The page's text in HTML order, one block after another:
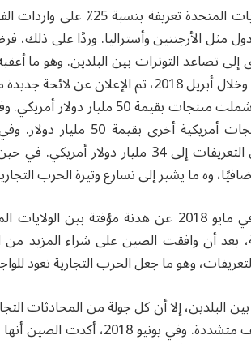
ما أدى إلى تصاعد التوترات بين البلدين. وهو
على منتجات أخرى في وقت لاحق. وخلال أبريل
جمركية أمريكية بنسبة 25٪، والتي شملت
الصينية لتشمل 545 منتجًا، لتصل التعريفات
وعلى الرغم من ذلك، تم الإعلان في مايو 2018 عن
بعد أن وافقت الصين على شراء المزيد من
وهو ما جعل الحرب التجارية تعود
البلدين، إلا أن كل جولة من المحادثات
وكان يُظهر كل طرف تمسكًا بمواقف